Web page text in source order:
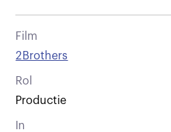
Film
2Brothers
Rol
Productie
In